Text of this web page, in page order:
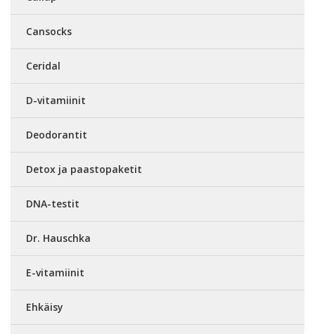
Cansocks
Ceridal
D-vitamiinit
Deodorantit
Detox ja paastopaketit
DNA-testit
Dr. Hauschka
E-vitamiinit
Ehkäisy